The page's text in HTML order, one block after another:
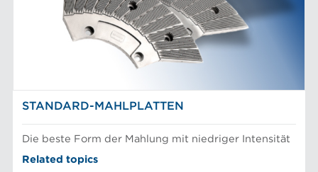
STANDARD-MAHLPLATTEN
Die beste Form der Mahlung mit niedriger Intensität
Related topics